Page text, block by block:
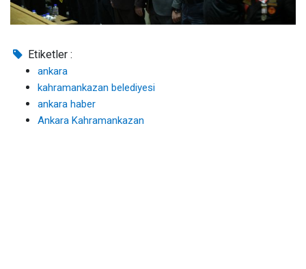
Etiketler :
ankara
kahramankazan belediyesi
ankara haber
Ankara Kahramankazan